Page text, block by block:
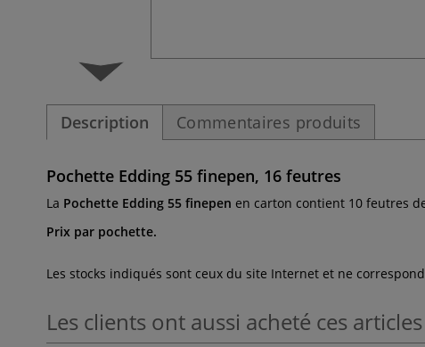
Description Commentaires produits
Pochette Edding 55 finepen, 16 feutres
La Pochette Edding 55 finepen en carton contient 10 feutres
Prix par pochette.
Les stocks indiqués sont ceux du site Internet et ne
Les clients ont aussi acheté ces articles